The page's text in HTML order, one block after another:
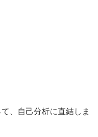
、自己分析に直結しま